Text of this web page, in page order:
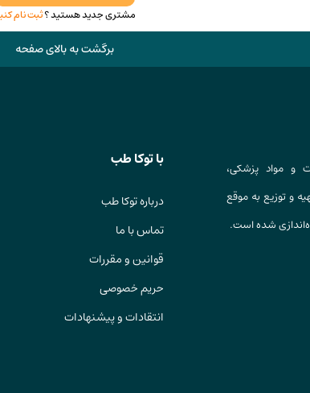
مشتری جدید هستید ؟ثبت نام
برگشت به بالای صفحه
و مواد پزشکی،
و توزیع به موقع
شده است.
با توکا طب
درباره توکا طب
تماس با ما
قوانین و مقررات
حریم خصوصی
انتقادات و پیشنهادات